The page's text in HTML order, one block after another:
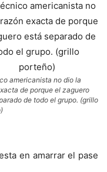
americanista no dio la
de porque el zaguero
de todo el grupo. (grillo
en amarrar el pase